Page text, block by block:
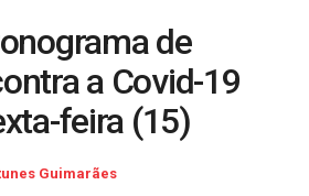
de
a Covid-19
feira (15)
Guimarães